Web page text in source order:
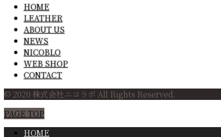
HOME
LEATHER
ABOUT US
NEWS
NICOBLO
WEB SHOP
CONTACT
© 2020 株式会社ニコラボ All Rights Reserved.
PAGE TOP
HOME